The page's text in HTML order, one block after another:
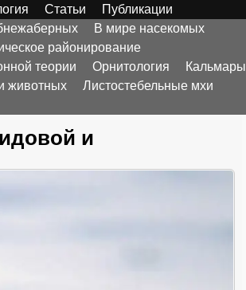
Статьи
Публикации
В мире насекомых
районирование
теории Орнитология
Кальмары
животных
Листостебельные мхи
и